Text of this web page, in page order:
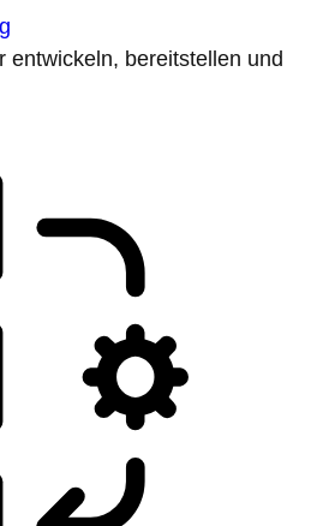
entwickeln, bereitstellen und